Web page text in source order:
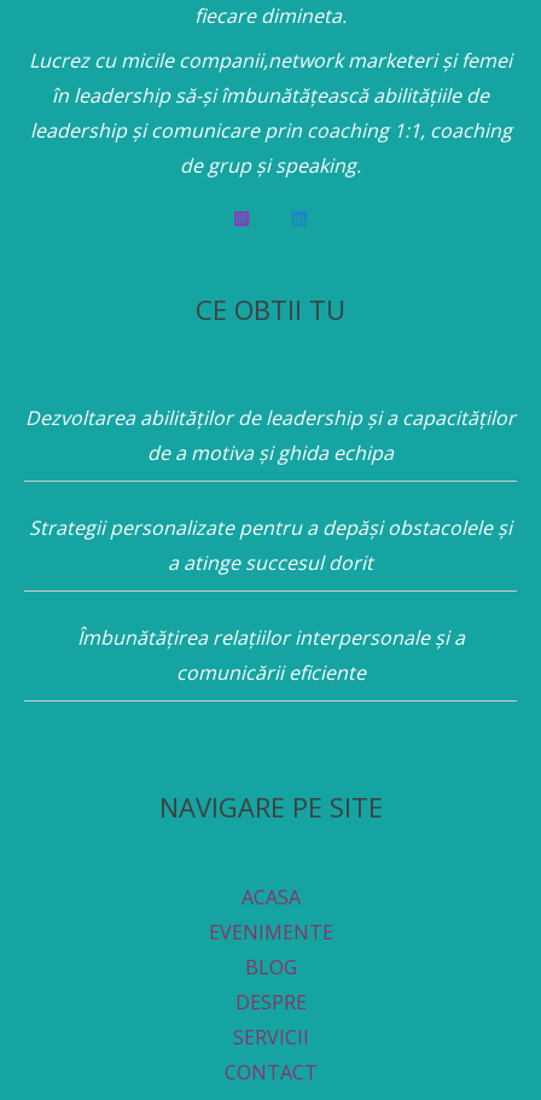
fiecare dimineta.
Lucrez cu micile companii,network marketeri și femei
în leadership să-și îmbunătățească abilitățiile de
leadership și comunicare prin coaching 1:1, coaching
de grup și speaking.
CE OBTII TU
Dezvoltarea abilităților de leadership și a capacităților
de a motiva și ghida echipa
Strategii personalizate pentru a depăși obstacolele și
a atinge succesul dorit
Îmbunătățirea relațiilor interpersonale și a
comunicării eficiente
NAVIGARE PE SITE
ACASA
EVENIMENTE
BLOG
DESPRE
SERVICII
CONTACT